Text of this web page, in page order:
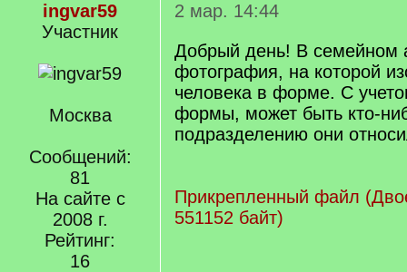
ingvar59
Участник
Москва
Сообщений:
81
На сайте с
2008 г.
Рейтинг:
16
2 мар. 14:44
Добрый день! В семейном
фотография, на которой
человека в форме. С
формы, может быть кто-
подразделению они
Прикрепленный файл
551152 байт)